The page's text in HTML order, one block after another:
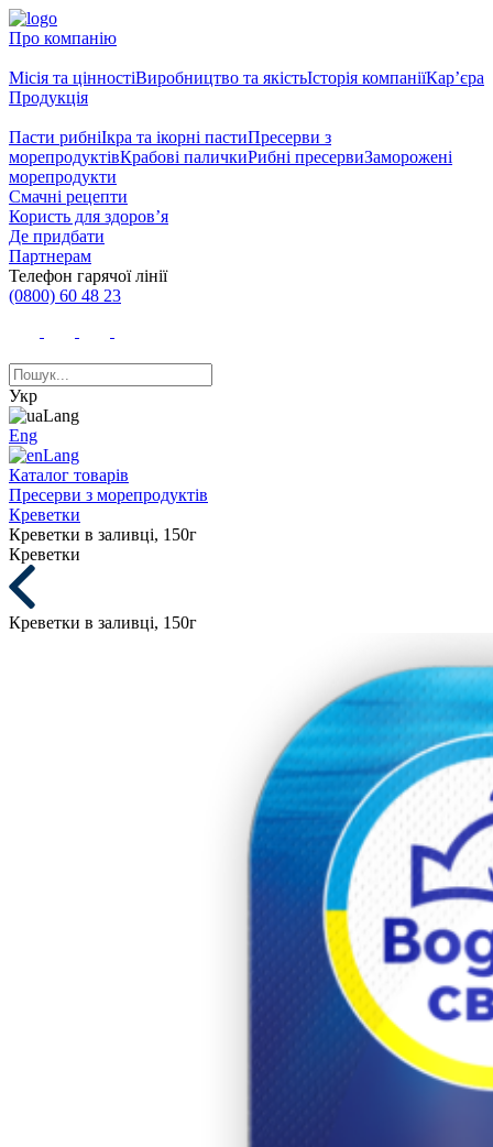
Про компанію
Місія та цінностіВиробництво та якістьІсторія компаніїКар’єра
Продукція
Пасти рибніІкра та ікорні пастиПресерви з
морепродуктівКрабові паличкиРибні пресервиЗаморожені
морепродукти
Смачні рецепти
Користь для здоров’я
Де придбати
Партнерам
Телефон гарячої лінії
(0800) 60 48 23
Укр
Eng
Каталог товарів
Пресерви з морепродуктів
Креветки
Креветки в заливці, 150г
Креветки
Креветки в заливці, 150г